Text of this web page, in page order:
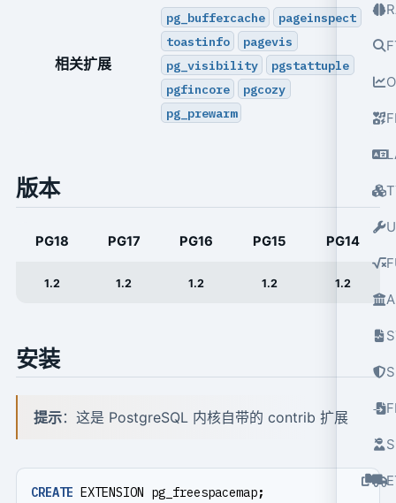
相关扩展
pg_buffercache
pageinspect
toastinfo
pagevis
pg_visibility
pgstattuple
pgfincore
pgcozy
pg_prewarm
版本
PG18 PG17 PG16 PG15 PG14
1.2 1.2 1.2 1.2 1.2
安装
提示：这是 PostgreSQL 内核自带的 contrib 扩展
CREATE EXTENSION pg_freespacemap;